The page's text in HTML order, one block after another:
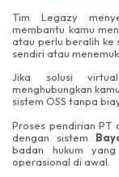
Tim Legazy
membantu kamu
atau perlu beralih ke
sendiri atau
Jika solusi
menghubungkan
sistem OSS tanpa
Proses pendirian PT
dengan sistem
badan hukum
operasional di awal.